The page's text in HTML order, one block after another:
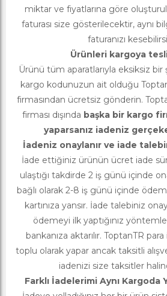
miktar ve fiyatlarına göre
faturası size gösterilecektir, aynı
faturanızı
Ürünleri kargoya
Ürünü tüm aparatlarıyla eksiksiz
kargo kodunuzun ait olduğu
firmasından ücretsiz gönderin.
firması dışında başka bir kargo
yaparsanız iadeniz
İadeniz onaylanır ve iade
İade ettiğiniz ürünün ücret iade
ulaştığı takdirde 2 iş günü içinde
bağlı olarak 2-8 iş günü içinde
kartınıza yansır. İade talebiniz
ödemeyi ilk yaptığınız
bankanıza aktarılır. ToptanTR
toplu olarak yapar ancak taksitli
iadenizi size taksitler
Farklı İadelerimi Aynı Kargoda